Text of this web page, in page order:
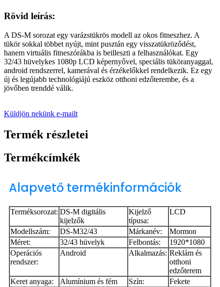
Rövid leírás:
A DS-M sorozat egy varázstükrös modell az okos fitneszhez. A
tükör sokkal többet nyújt, mint pusztán egy visszatükröződést,
hanem virtuális fitneszórákba is beilleszti a felhasználókat. Egy
32/43 hüvelykes 1080p LCD képernyővel, speciális tüköranyaggal,
android rendszerrel, kamerával és érzékelőkkel rendelkezik. Ez egy
új és legújabb technológiájú eszköz otthoni edzőterembe, és a
jövőben trenddé válik.
Küldjön nekünk e-mailt
Termék részletei
Termékcímkék
Alapvető termékinformációk
Terméksorozat: DS-M digitális
kijelzők
Kijelző
típusa:
LCD
Modellszám: DS-M32/43 Márkanév:
Mormon
Méret:
32/43 hüvelyk Felbontás:
1920*1080
Operációs
rendszer:
Android Alkalmazás: Reklám és
otthoni
edzőterem
Keret anyaga:
Alumínium és fém Szín:
Fekete